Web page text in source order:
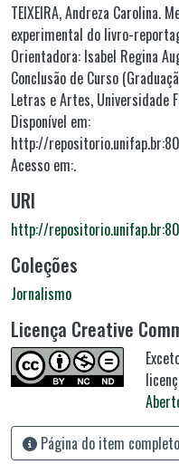
TEIXEIRA, Andreza Carolina.
experimental do livro-
Orientadora: Isabel Regina
Conclusão de Curso
Letras e Artes, Universidade
Disponível em:
http://
Acesso em:.
URI
http://
Coleções
Jornalismo
Licença Creative
Página do item completo